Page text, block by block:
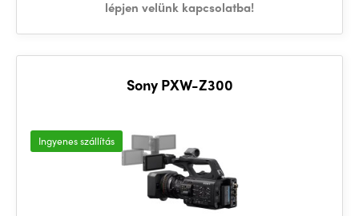
lépjen velünk kapcsolatba!
Sony PXW-Z300
Ingyenes szállítás